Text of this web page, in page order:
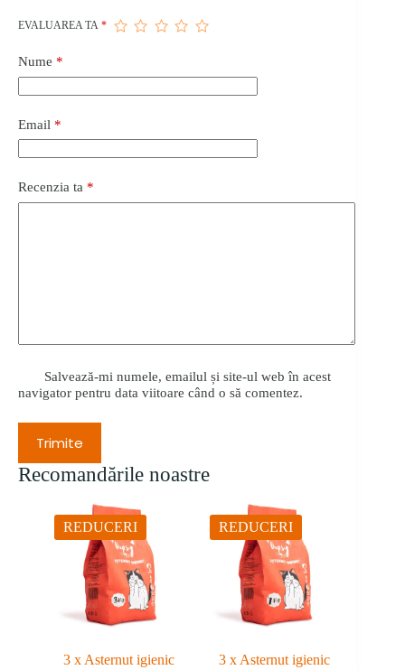
EVALUAREA TA *
Nume *
Email *
Recenzia ta *
Salvează-mi numele, emailul și site-ul web în acest
navigator pentru data viitoare când o să comentez.
Trimite
Recomandările noastre
REDUCERI
3 x Asternut igienic
REDUCERI
3 x Asternut igienic